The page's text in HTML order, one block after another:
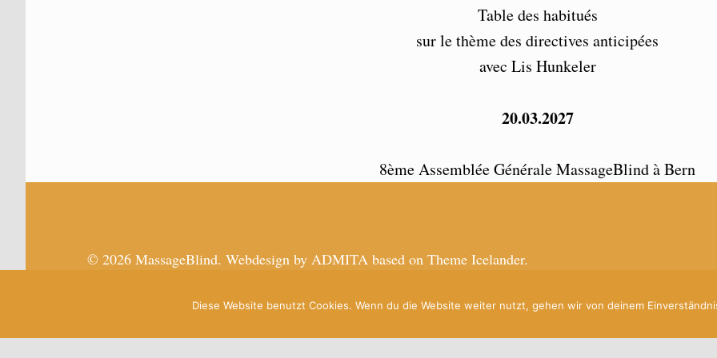
Table des habitués
sur le thème des directives anticipées
avec Lis Hunkeler
20.03.2027
8ème Assemblée Générale MassageBlind à Bern
Skip back to main navigation
© 2026 MassageBlind. Webdesign by ADMITA based on Theme Icelander.
Diese Website benutzt Cookies. Wenn du die Website weiter nutzt, gehen wir von deinem